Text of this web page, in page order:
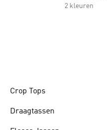
2 kleuren
Crop Tops
Draagtassen